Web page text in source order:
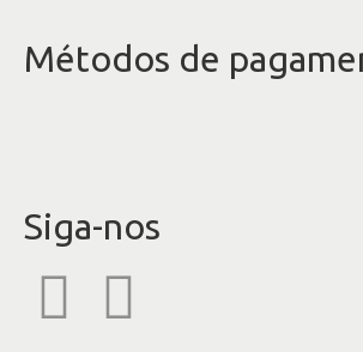
Métodos de
Siga-nos